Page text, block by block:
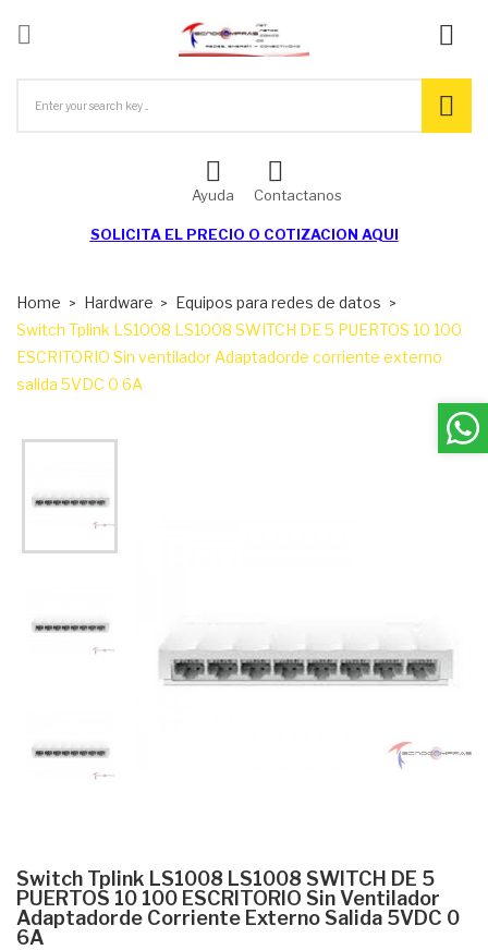

Ayuda Contactanos
SOLICITA EL PRECIO O COTIZACION AQUI
Home Hardware
Equipos para redes de datos
Switch Tplink LS1008 LS1008 SWITCH DE 5 PUERTOS 10 100
ESCRITORIO Sin ventilador Adaptadorde corriente externo
salida 5VDC 0 6A
Switch Tplink LS1008 LS1008 SWITCH DE 5
PUERTOS 10 100 ESCRITORIO Sin Ventilador
Adaptadorde Corriente Externo Salida 5VDC 0
6A